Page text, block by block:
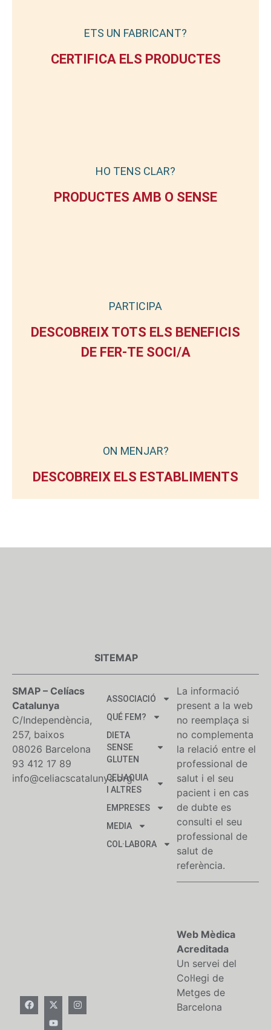
ETS UN FABRICANT?
CERTIFICA ELS PRODUCTES
HO TENS CLAR?
PRODUCTES AMB O SENSE
PARTICIPA
DESCOBREIX TOTS ELS BENEFICIS
DE FER-TE SOCI/A
ON MENJAR?
DESCOBREIX ELS ESTABLIMENTS
SMAP – Celíacs
Catalunya
C/Independència,
257, baixos
08026 Barcelona
93 412 17 89
info@celiacscatalunya.org
SITEMAP
ASSOCIACIÓ
QUÉ FEM?
DIETA
SENSE
GLUTEN
CELIAQUIA
I ALTRES
EMPRESES
MEDIA
COL·LABORA
La informació
present a la web
no reemplaça si
no complementa
la relació entre el
professional de
salut i el seu
pacient i en cas
de dubte es
consulti el seu
professional de
salut de
referència.
Web Mèdica
Acreditada
Un servei del
Col·legi de
Metges de
Barcelona